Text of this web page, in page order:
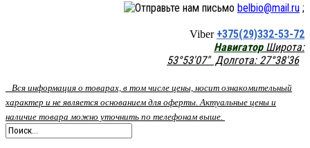
belbio@mail.ru ;
Viber +375(29)332-53-72
НавигаторШирота:
53°53'07" Долгота: 27°38'36
Вся информация о товарах, в том числе цены, носит ознакомительный
характер и не является основанием для оферты. Актуальные цены и
наличие товара можно уточнить по телефонам выше.